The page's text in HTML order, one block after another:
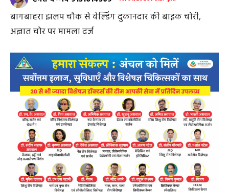
बागबाहरा झलप चौक से वेल्डिंग दुकानदार की बाइक चोरी,
अज्ञात चोर पर मामला दर्ज